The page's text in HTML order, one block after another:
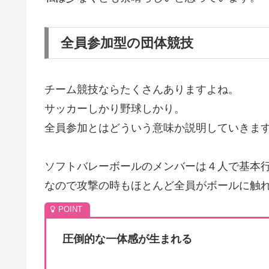
全員参加型の団体競技
チーム競技ならたくさんありますよね。
サッカーしかり野球しかり。
全員参加とはどういう意味か説明していきます
ソフトバレーボールのメンバーは４人で基本
なので攻撃の時もほとんど全員がボールに触れ
圧倒的な一体感が生まれる